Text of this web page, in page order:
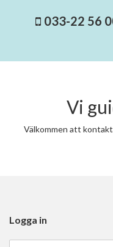
033-22 56
Vi
Välkommen att
Logga in